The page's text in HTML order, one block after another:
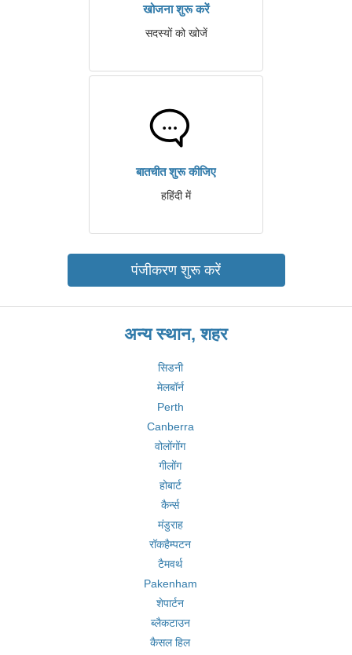
खोजना शुरू करें
सदस्यों को खोजें
बातचीत शुरू कीजिए
हहिंदी में
पंजीकरण शुरू करें
अन्य स्थान, शहर
सिडनी
मेलबॉर्न
Perth
Canberra
वोलोंगोंग
गीलोंग
होबार्ट
कैर्न्स
मंडुराह
रॉकहैम्पटन
टैमवर्थ
Pakenham
शेपार्टन
ब्लैकटाउन
कैसल हिल